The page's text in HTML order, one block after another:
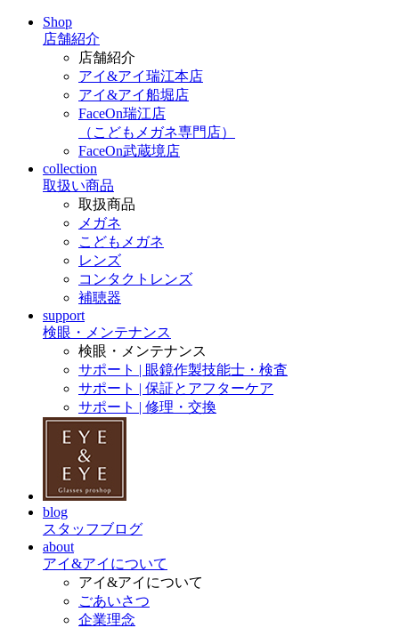
Shop
店舗紹介
店舗紹介
アイ&アイ瑞江本店
アイ&アイ船堀店
FaceOn瑞江店
（こどもメガネ専門店）
FaceOn武蔵境店
collection
取扱い商品
取扱商品
メガネ
こどもメガネ
レンズ
コンタクトレンズ
補聴器
support
検眼・メンテナンス
検眼・メンテナンス
サポート | 眼鏡作製技能士・検査
サポート | 保証とアフターケア
サポート | 修理・交換
blog
スタッフブログ
about
アイ&アイについて
アイ&アイについて
ごあいさつ
企業理念